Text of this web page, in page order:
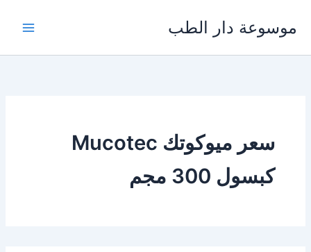
المحتوى
موسوعة دار الطب
سعر ميوكوتك Mucotec
كبسول 300 مجم